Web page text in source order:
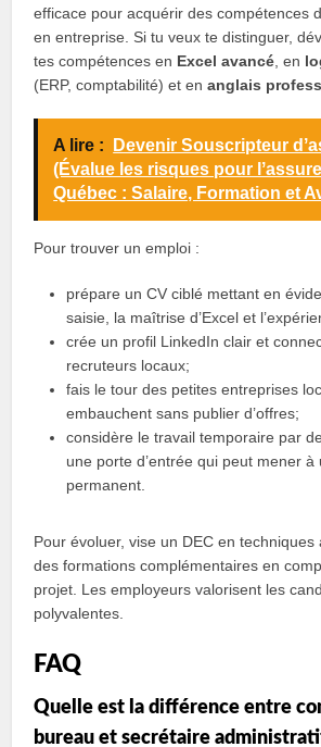
efficace pour acquérir des compétences
en entreprise. Si tu veux te distinguer,
tes compétences en Excel avancé , en
(ERP, comptabilité) et enanglais
A lire :
Devenir Souscripteur
(Évalue les risques pour
Québec : Salaire, Formation et
Pour trouver un emploi :
prépare un CV ciblé mettant en
saisie, la maîtrise d’Excel et
crée un profil LinkedIn clair et
recruteurs locaux;
fais le tour des petites entreprises
embauchent sans publier d’offres;
considère le travail temporaire par
une porte d’entrée qui peut mener à
permanent.
Pour évoluer, vise un DEC en techniques
des formations complémentaires en
projet. Les employeurs valorisent les
polyvalentes.
FAQ
Quelle est la différence entre
bureau et secrétaire